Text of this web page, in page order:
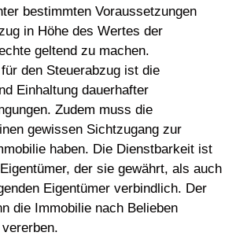
bestimmten Voraussetzungen
in Höhe des Wertes der
geltend zu machen.
den Steuerabzug ist die
Einhaltung dauerhafter
Zudem muss die
gewissen Sichtzugang zur
haben. Die Dienstbarkeit ist
der sie gewährt, als auch
Eigentümer verbindlich. Der
die Immobilie nach Belieben